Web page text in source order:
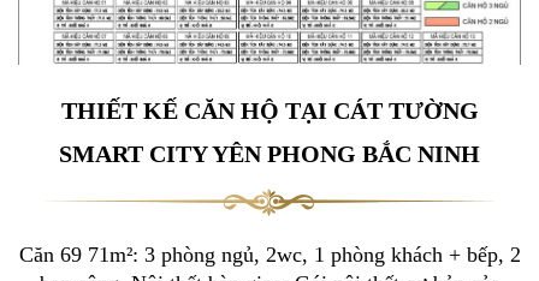
THIẾT KẾ CĂN HỘ TẠI CÁT TƯỜNG
SMART CITY YÊN PHONG BẮC NINH
Căn 69 71m²: 3 phòng ngủ, 2wc, 1 phòng khách + bếp, 2